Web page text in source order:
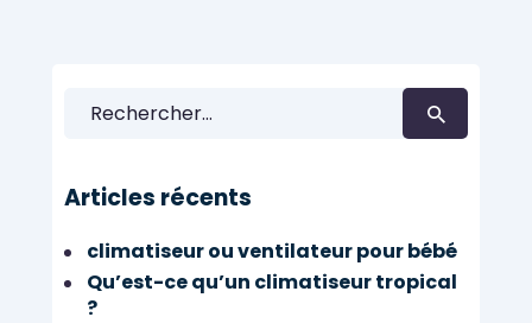
Rechercher :
Articles récents
climatiseur ou ventilateur pour bébé
Qu’est-ce qu’un climatiseur tropical
?